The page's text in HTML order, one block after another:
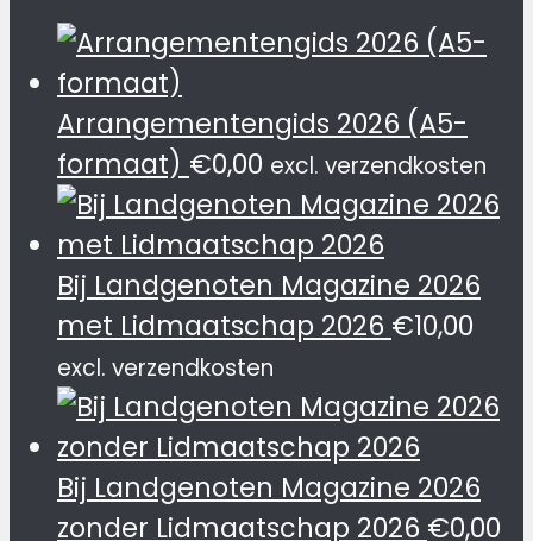
Arrangementengids 2026 (A5-
formaat) €0,00 excl. verzendkosten
Bij Landgenoten Magazine 2026
met Lidmaatschap 2026 €10,00
excl. verzendkosten
Bij Landgenoten Magazine 2026
zonder Lidmaatschap 2026 €0,00